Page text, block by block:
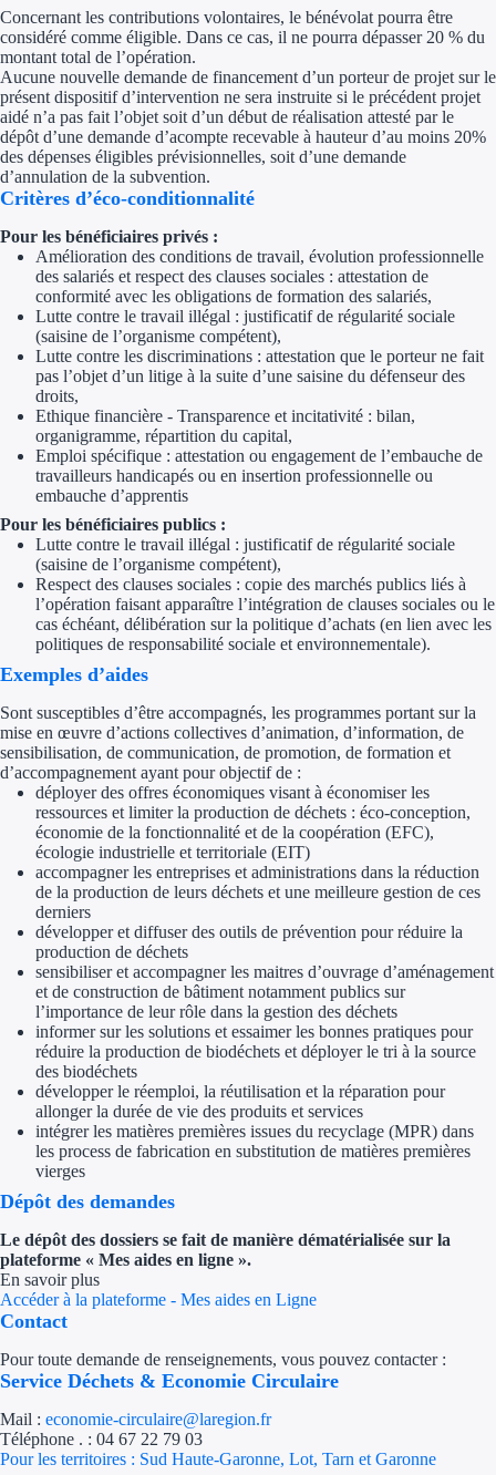
Concernant les contributions volontaires, le bénévolat pourra être
considéré comme éligible. Dans ce cas, il ne pourra dépasser 20 % du
montant total de l’opération.
Aucune nouvelle demande de financement d’un porteur de projet sur le
présent dispositif d’intervention ne sera instruite si le précédent projet
aidé n’a pas fait l’objet soit d’un début de réalisation attesté par le
dépôt d’une demande d’acompte recevable à hauteur d’au moins 20%
des dépenses éligibles prévisionnelles, soit d’une demande
d’annulation de la subvention.
Critères d’éco-conditionnalité
Pour les bénéficiaires privés :
Amélioration des conditions de travail, évolution professionnelle
des salariés et respect des clauses sociales : attestation de
conformité avec les obligations de formation des salariés,
Lutte contre le travail illégal : justificatif de régularité sociale
(saisine de l’organisme compétent),
Lutte contre les discriminations : attestation que le porteur ne fait
pas l’objet d’un litige à la suite d’une saisine du défenseur des
droits,
Ethique financière - Transparence et incitativité : bilan,
organigramme, répartition du capital,
Emploi spécifique : attestation ou engagement de l’embauche de
travailleurs handicapés ou en insertion professionnelle ou
embauche d’apprentis
Pour les bénéficiaires publics :
Lutte contre le travail illégal : justificatif de régularité sociale
(saisine de l’organisme compétent),
Respect des clauses sociales : copie des marchés publics liés à
l’opération faisant apparaître l’intégration de clauses sociales ou le
cas échéant, délibération sur la politique d’achats (en lien avec les
politiques de responsabilité sociale et environnementale).
Exemples d’aides
Sont susceptibles d’être accompagnés, les programmes portant sur la
mise en œuvre d’actions collectives d’animation, d’information, de
sensibilisation, de communication, de promotion, de formation et
d’accompagnement ayant pour objectif de :
déployer des offres économiques visant à économiser les
ressources et limiter la production de déchets : éco-conception,
économie de la fonctionnalité et de la coopération (EFC),
écologie industrielle et territoriale (EIT)
accompagner les entreprises et administrations dans la réduction
de la production de leurs déchets et une meilleure gestion de ces
derniers
développer et diffuser des outils de prévention pour réduire la
production de déchets
sensibiliser et accompagner les maitres d’ouvrage d’aménagement
et de construction de bâtiment notamment publics sur
l’importance de leur rôle dans la gestion des déchets
informer sur les solutions et essaimer les bonnes pratiques pour
réduire la production de biodéchets et déployer le tri à la source
des biodéchets
développer le réemploi, la réutilisation et la réparation pour
allonger la durée de vie des produits et services
intégrer les matières premières issues du recyclage (MPR) dans
les process de fabrication en substitution de matières premières
vierges
Dépôt des demandes
Le dépôt des dossiers se fait de manière dématérialisée sur la
plateforme « Mes aides en ligne ».
En savoir plus
Accéder à la plateforme - Mes aides en Ligne
Contact
Pour toute demande de renseignements, vous pouvez contacter :
Service Déchets & Economie Circulaire
Mail : economie-circulaire@laregion.fr
Téléphone . : 04 67 22 79 03
Pour les territoires : Sud Haute-Garonne, Lot, Tarn et Garonne